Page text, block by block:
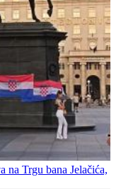
na Trgu bana Jelačića,